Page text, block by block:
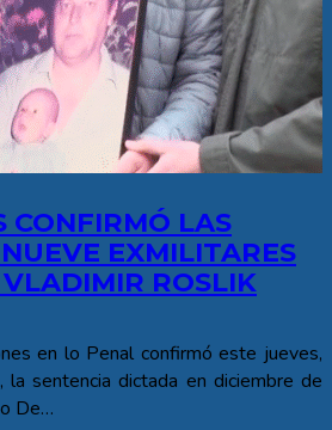
CONFIRMÓ LAS
EXMILITARES
ROSLIK
en lo Penal confirmó este jueves,
sentencia dictada en diciembre de
De…